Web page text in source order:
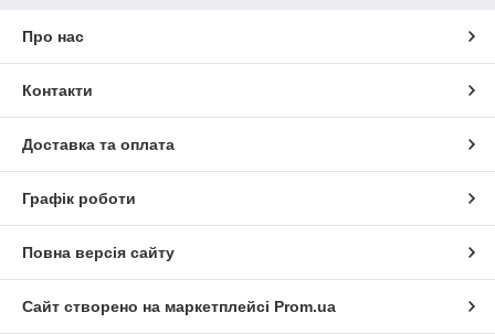
Про нас
Контакти
Доставка та оплата
Графік роботи
Повна версія сайту
Сайт створено на маркетплейсі Prom.ua